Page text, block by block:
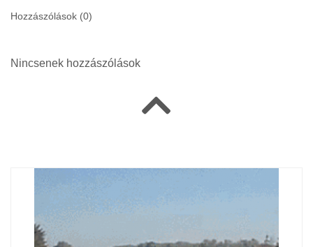
Hozzászólások (0)
Nincsenek hozzászólások